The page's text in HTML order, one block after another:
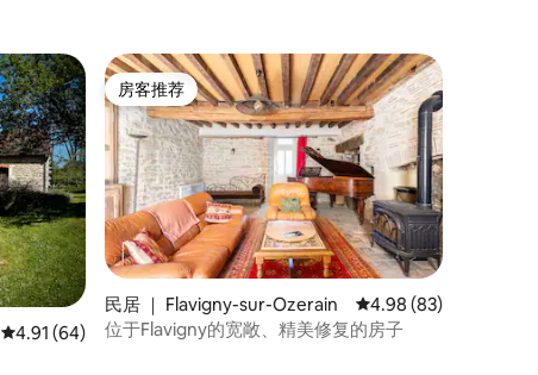
平均评分 4.91 分（满分 5 分），共 64 条评价
4.91 (64)
房客推荐
房客推荐
民居 ｜ Flavigny-sur-Ozerain 平均评分 4.98 分（满
4.98 (83)
位于Flavigny的宽敞、精美修复的房子